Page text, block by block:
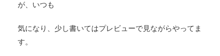
が、いつも
気になり、少し書いてはプレビューで見ながらやってま
す。